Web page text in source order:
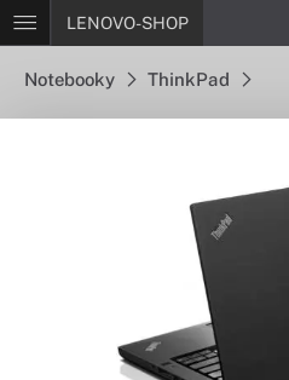
LENOVO-SHOP
Notebooky ThinkPad